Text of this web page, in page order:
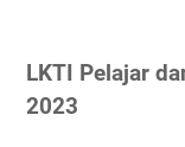
LKTI Pelajar
2023